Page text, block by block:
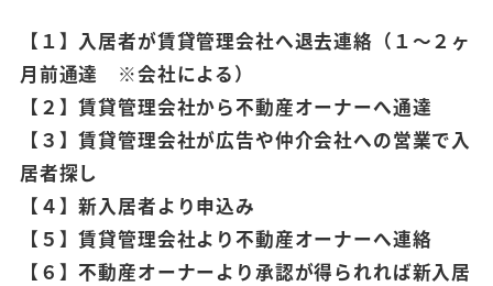
【１】入居者が賃貸管理会社へ退去連絡（１～２ヶ
月前通達 ※会社による）
【２】賃貸管理会社から不動産オーナーへ通達
【３】賃貸管理会社が広告や仲介会社への営業で入
居者探し
【４】新入居者より申込み
【５】賃貸管理会社より不動産オーナーへ連絡
【６】不動産オーナーより承認が得られれば新入居